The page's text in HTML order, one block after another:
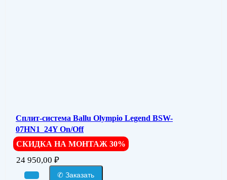
Сплит-система Ballu Olympio Legend BSW-
07HN1_24Y On/Off
СКИДКА НА МОНТАЖ 30%
24 950,00 ₽
✆ Заказать